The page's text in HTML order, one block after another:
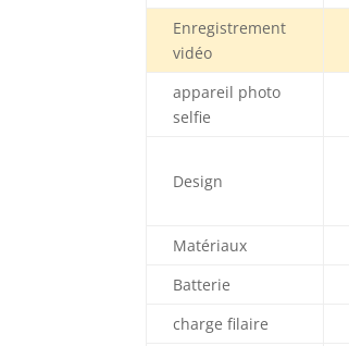
Enregistrement
vidéo
appareil photo
selfie
Design
Matériaux
Batterie
charge filaire